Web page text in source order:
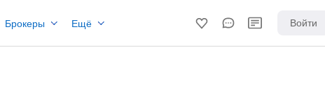
Брокеры Ещё Войти